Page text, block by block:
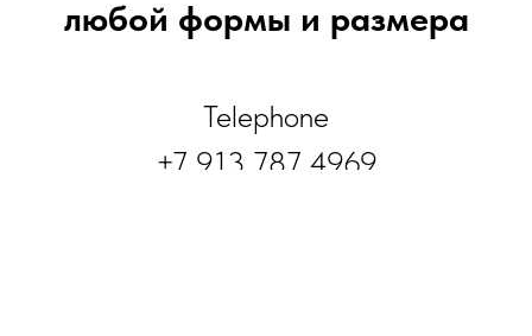
любой формы и размера
Telephone
+7 913 787 4969